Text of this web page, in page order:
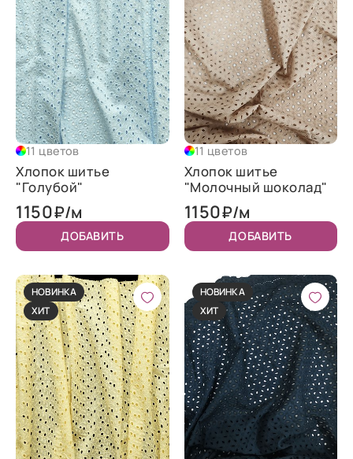
11 цветов
Хлопок шитье
"Голубой"
1150₽/м
ДОБАВИТЬ
11 цветов
Хлопок шитье
"Молочный шоколад"
1150₽/м
ДОБАВИТЬ
НОВИНКА
ХИТ
НОВИНКА
ХИТ